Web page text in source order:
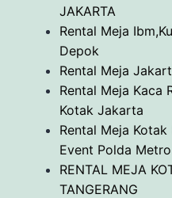
JAKARTA
Rental Meja
Depok
Rental Meja
Rental Meja Kaca
Kotak Jakarta
Rental Meja
Event Polda
RENTAL MEJA
TANGERANG